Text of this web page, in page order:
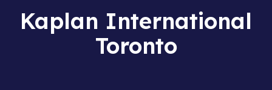
Kaplan International
Toronto